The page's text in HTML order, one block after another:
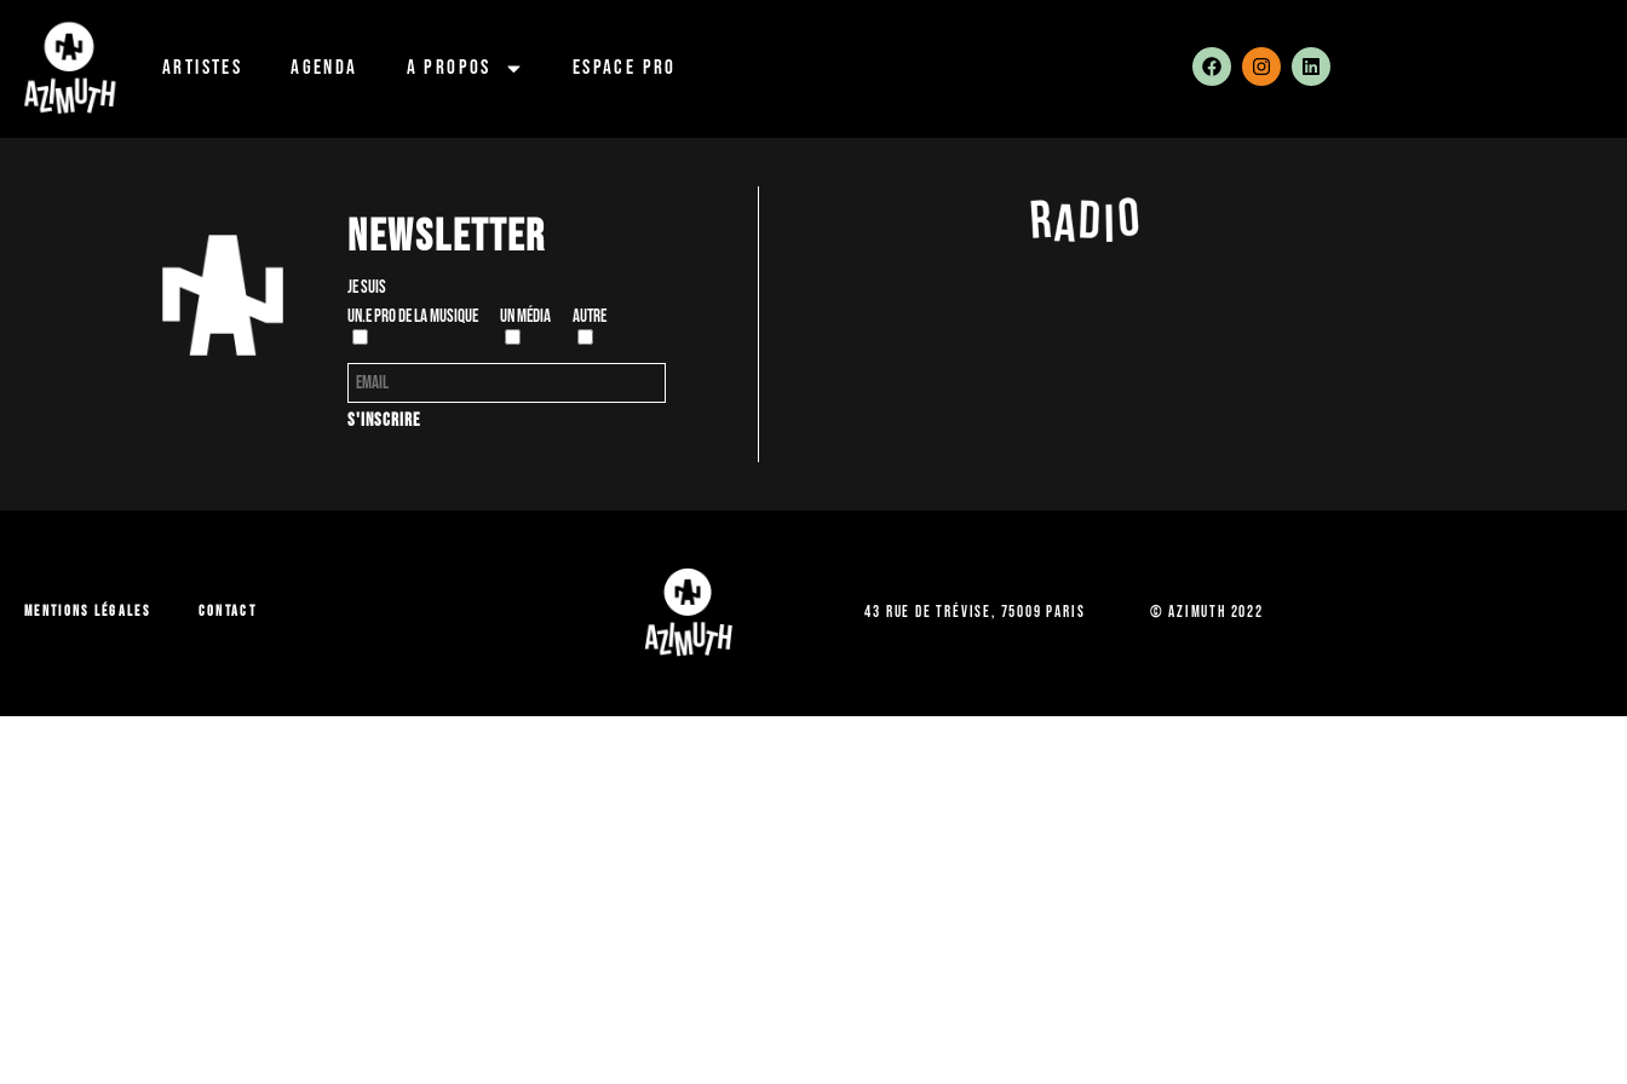
Artistes Agenda A propos Espace pro
Newsletter
Je suis
Un.e pro de la musique
Un média Autre
Mentions légales Contact 43 Rue de Trévise, 75009 Paris © Azimuth 2022